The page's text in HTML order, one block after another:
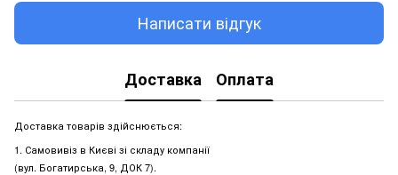
Написати відгук
Доставка Оплата
Доставка товарів здійснюється:
1. Самовивіз в Києві зі складу компанії
(вул. Богатирська, 9, ДОК 7).